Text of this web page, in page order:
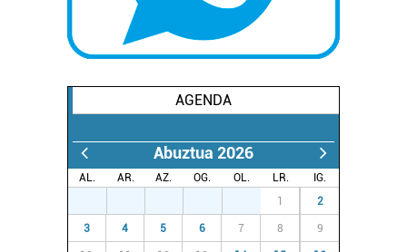
interes komertzial legitimoetan babesten dira. Ikusi gure
bazkideen zerrenda, beren ustez zein helburutarako
duten interes legitimoa eta horren aurka nola egin
buruzko informazio gehiago eta ezarri zure lehentasunak
datuen atalean. Edozein unetan alda edo ken dezakezu
zure baimena Cookieen adierazpenean.
Webgune honek cookie propioak eta hirugarrenen cookie-
AGENDA
Abuztua 2026
AL. AR. AZ. OG. OL. LR.
IG.
1 2
3 4 5 6 7 8 9